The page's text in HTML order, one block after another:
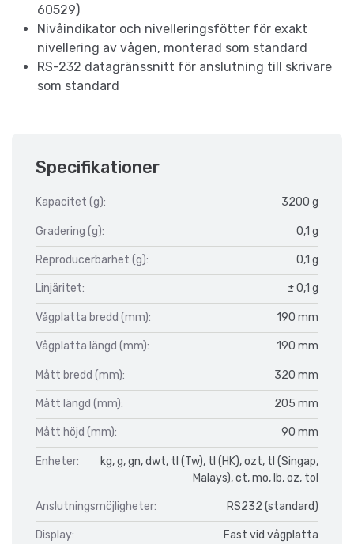
60529)
Nivåindikator och nivelleringsfötter för exakt
nivellering av vågen, monterad som standard
RS-232 datagränssnitt för anslutning till skrivare
som standard
Specifikationer
Kapacitet (g): 3200 g
Gradering (g): 0,1 g
Reproducerbarhet (g): 0,1 g
Linjäritet: ± 0,1 g
Vågplatta bredd (mm): 190 mm
Vågplatta längd (mm): 190 mm
Mått bredd (mm): 320 mm
Mått längd (mm): 205 mm
Mått höjd (mm): 90 mm
Enheter:
kg, g, gn, dwt, tl (Tw), tl (HK), ozt, tl (Singap,
Malays), ct, mo, lb, oz, tol
Anslutningsmöjligheter: RS232 (standard)
Display:
Fast vid vågplatta